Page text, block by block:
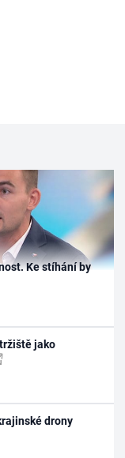
Ke stíhání by
jako
drony